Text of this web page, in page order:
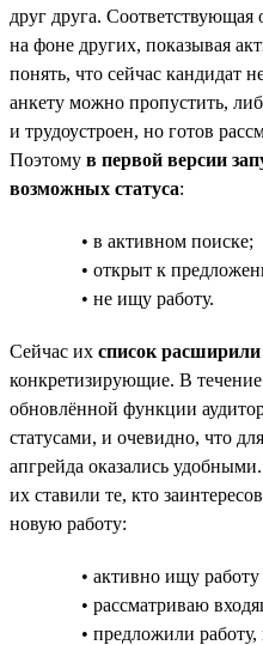
друг друга.
на фоне других, показывая
понять, что сейчас кандидат
анкету можно пропустить,
и трудоустроен, но готов
Поэтому в первой версии
возможных статуса:
• в активном поиске;
• открыт к
• не ищу работу.
Сейчас их список
конкретизирующие. В
обновлённой функции
статусами, и очевидно, что
апгрейда оказались
их ставили те, кто
новую работу:
• активно ищу
• рассматриваю
• предложили